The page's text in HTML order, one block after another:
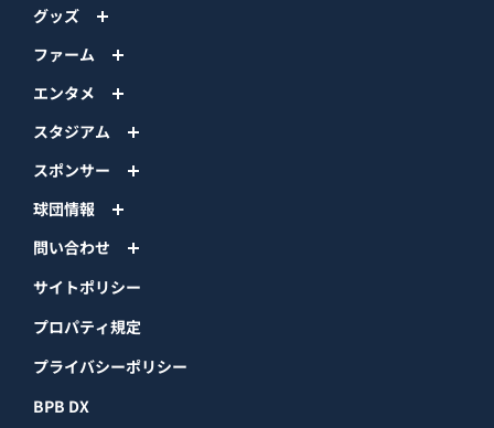
グッズ
ファーム
エンタメ
スタジアム
スポンサー
球団情報
問い合わせ
サイトポリシー
プロパティ規定
プライバシーポリシー
BPB DX